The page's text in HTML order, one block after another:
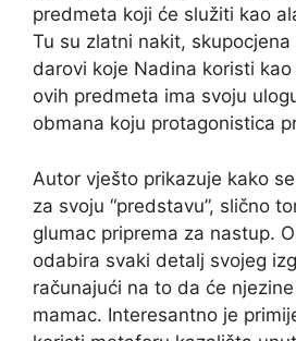
predmeta koji će služiti kao
Tu su zlatni nakit,
darovi koje Nadina koristi
ovih predmeta ima svoju
obmana koju protagonistica
Autor vješto prikazuje kako
za svoju “predstavu”, slično
glumac priprema za nastup.
odabira svaki detalj svojeg
računajući na to da će
mamac. Interesantno je